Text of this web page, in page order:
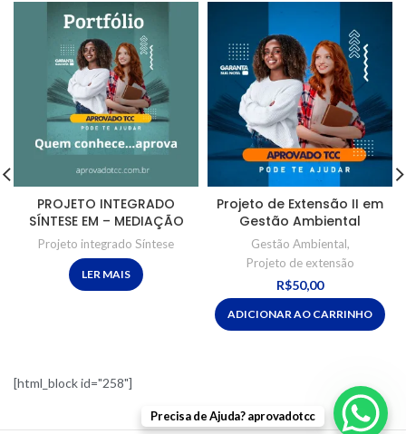
PROJETO INTEGRADO
SÍNTESE EM – MEDIAÇÃO
Projeto integrado Síntese
LER MAIS
Projeto de Extensão II em
Gestão Ambiental
Gestão Ambiental,
Projeto de extensão
R$50,00
ADICIONAR AO CARRINHO
[html_block id="258"]
Precisa de Ajuda? aprovadotcc